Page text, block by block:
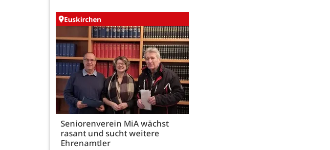
Euskirchen
Seniorenverein MiA wächst
rasant und sucht weitere
Ehrenamtler